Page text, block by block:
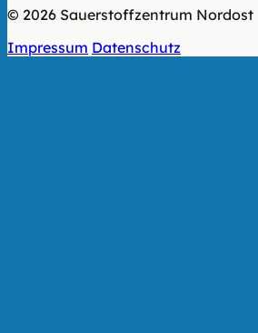
© 2026 Sauerstoffzentrum Nordost
Impressum Datenschutz